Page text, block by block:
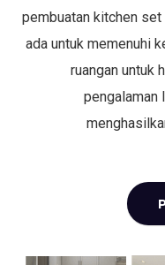
pembuatan kitchen
ada untuk memenuhi
ruangan untuk
pengalaman